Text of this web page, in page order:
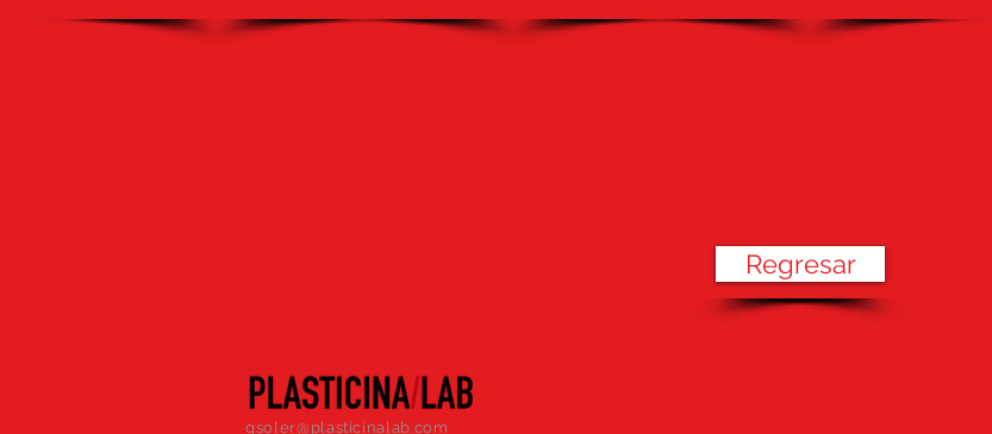
Regresar
gsoler@plasticinalab.com